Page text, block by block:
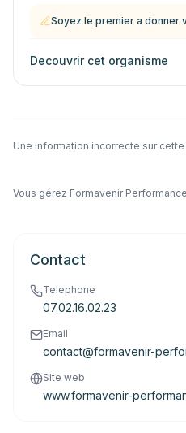
Soyez le premier a donner
Decouvrir cet organisme
Une information incorrecte sur cette
Vous gérez Formavenir
Contact
Telephone
07.02.16.02.23
Email
contact@formavenir-
Site web
www.formavenir-